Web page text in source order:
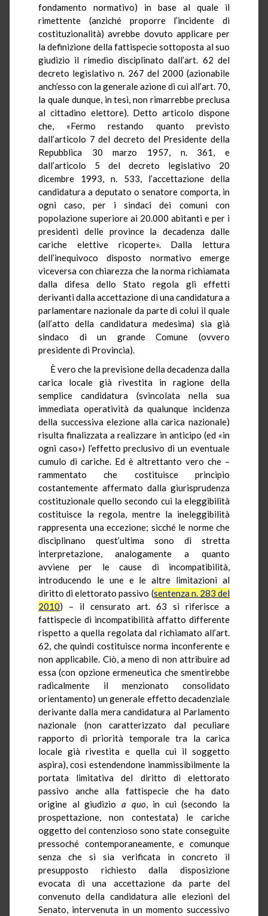
fondamento normativo) in base al quale il
rimettente (anziché proporre l’incidente di
costituzionalità) avrebbe dovuto applicare per
la definizione della fattispecie sottoposta al suo
giudizio il rimedio disciplinato dall’art. 62 del
decreto legislativo n. 267 del 2000 (azionabile
anch’esso con la generale azione di cui all’art. 70,
la quale dunque, in tesi, non rimarrebbe preclusa
al cittadino elettore). Detto articolo dispone
che, «Fermo restando quanto previsto
dall’articolo 7 del decreto del Presidente della
Repubblica 30 marzo 1957, n. 361, e
dall’articolo 5 del decreto legislativo 20
dicembre 1993, n. 533, l’accettazione della
candidatura a deputato o senatore comporta, in
ogni caso, per i sindaci dei comuni con
popolazione superiore ai 20.000 abitanti e per i
presidenti delle province la decadenza dalle
cariche elettive ricoperte». Dalla lettura
dell’inequivoco disposto normativo emerge
viceversa con chiarezza che la norma richiamata
dalla difesa dello Stato regola gli effetti
derivanti dalla accettazione di una candidatura a
parlamentare nazionale da parte di colui il quale
(all’atto della candidatura medesima) sia già
sindaco di un grande Comune (ovvero
presidente di Provincia).
È vero che la previsione della decadenza dalla
carica locale già rivestita in ragione della
semplice candidatura (svincolata nella sua
immediata operatività da qualunque incidenza
della successiva elezione alla carica nazionale)
risulta finalizzata a realizzare in anticipo (ed «in
ogni caso») l’effetto preclusivo di un eventuale
cumulo di cariche. Ed è altrettanto vero che –
rammentato che costituisce principio
costantemente affermato dalla giurisprudenza
costituzionale quello secondo cui la eleggibilità
costituisce la regola, mentre la ineleggibilità
rappresenta una eccezione; sicché le norme che
disciplinano quest’ultima sono di stretta
interpretazione, analogamente a quanto
avviene per le cause di incompatibilità,
introducendo le une e le altre limitazioni al
diritto di elettorato passivo (sentenza n. 283 del
2010) – il censurato art. 63 si riferisce a
fattispecie di incompatibilità affatto differente
rispetto a quella regolata dal richiamato all’art.
62, che quindi costituisce norma inconferente e
non applicabile. Ciò, a meno di non attribuire ad
essa (con opzione ermeneutica che smentirebbe
radicalmente il menzionato consolidato
orientamento) un generale effetto decadenziale
derivante dalla mera candidatura al Parlamento
nazionale (non caratterizzato dal peculiare
rapporto di priorità temporale tra la carica
locale già rivestita e quella cui il soggetto
aspira), così estendendone inammissibilmente la
portata limitativa del diritto di elettorato
passivo anche alla fattispecie che ha dato
origine al giudizio a quo, in cui (secondo la
prospettazione, non contestata) le cariche
oggetto del contenzioso sono state conseguite
pressoché contemporaneamente, e comunque
senza che si sia verificata in concreto il
presupposto richiesto dalla disposizione
evocata di una accettazione da parte del
convenuto della candidatura alle elezioni del
Senato, intervenuta in un momento successivo